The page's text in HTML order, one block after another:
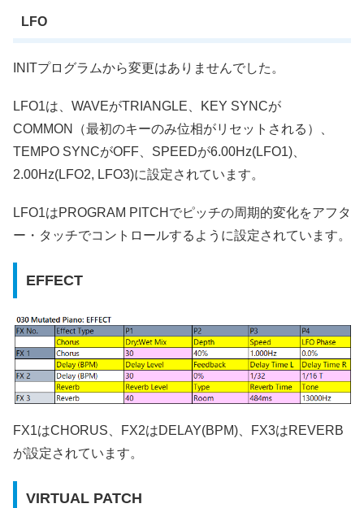
LFO
INITプログラムから変更はありませんでした。
LFO1は、WAVEがTRIANGLE、KEY SYNCが
COMMON（最初のキーのみ位相がリセットされる）、
TEMPO SYNCがOFF、SPEEDが6.00Hz(LFO1)、
2.00Hz(LFO2, LFO3)に設定されています。
LFO1はPROGRAM PITCHでピッチの周期的変化をアフタ
ー・タッチでコントロールするように設定されています。
EFFECT
FX1はCHORUS、FX2はDELAY(BPM)、FX3はREVERB
が設定されています。
VIRTUAL PATCH